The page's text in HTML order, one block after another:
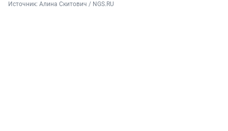
Источник: Алина Скитович / NGS.RU